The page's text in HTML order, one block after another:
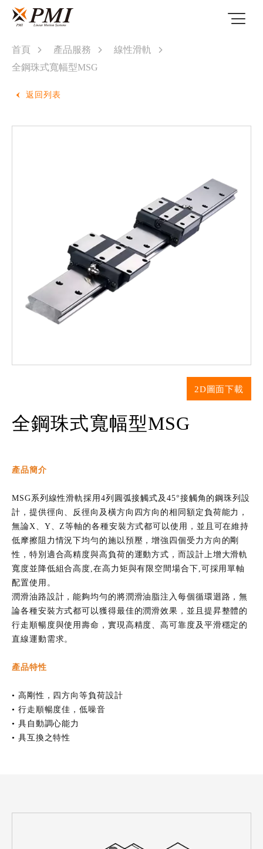
首頁 產品服務
線性滑軌
全鋼珠式寬幅型MSG
返回列表
全鋼珠式寬幅型MSG
產品簡介
MSG系列線性滑軌採用4列圓弧接觸式及45°接觸角的鋼珠列設
計，提供徑向、反徑向及橫方向四方向的相同額定負荷能力，
無論X、Y、Z等軸的各種安裝方式都可以使用，並且可在維持
低摩擦阻力情況下均勻的施以預壓，增強四個受力方向的剛
性，特別適合高精度與高負荷的運動方式，而設計上增大滑軌
寬度並降低組合高度,在高力矩與有限空間場合下,可採用單軸
配置使用。
潤滑油路設計，能夠均勻的將潤滑油脂注入每個循環迴路，無
論各種安裝方式都可以獲得最佳的潤滑效果，並且提昇整體的
行走順暢度與使用壽命，實現高精度、高可靠度及平滑穩定的
直線運動需求。
產品特性
• 高剛性，四方向等負荷設計
• 行走順暢度佳，低噪音
• 具自動調心能力
• 具互換之特性
2D圖面下載